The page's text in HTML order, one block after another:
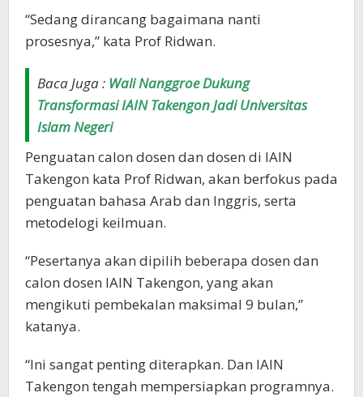
“Sedang dirancang bagaimana nanti
prosesnya,” kata Prof Ridwan.
Baca Juga : Wali Nanggroe Dukung
Transformasi IAIN Takengon Jadi Universitas
Islam Negeri
Penguatan calon dosen dan dosen di IAIN
Takengon kata Prof Ridwan, akan berfokus pada
penguatan bahasa Arab dan Inggris, serta
metodelogi keilmuan.
“Pesertanya akan dipilih beberapa dosen dan
calon dosen IAIN Takengon, yang akan
mengikuti pembekalan maksimal 9 bulan,”
katanya.
“Ini sangat penting diterapkan. Dan IAIN
Takengon tengah mempersiapkan programnya.